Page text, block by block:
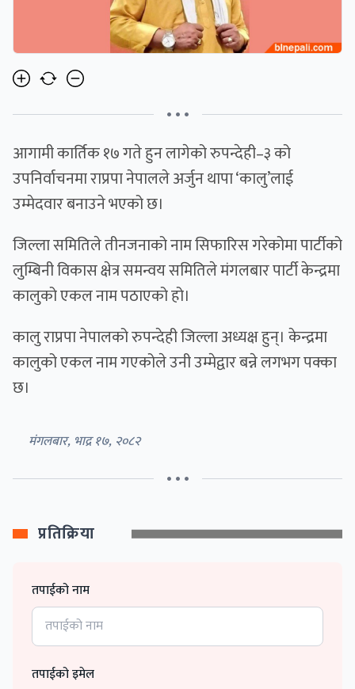
• • •
आगामी कार्तिक १७ गते हुन लागेको रुपन्देही–३ को
उपनिर्वाचनमा राप्रपा नेपालले अर्जुन थापा ‘कालु’लाई
उम्मेदवार बनाउने भएको छ।
जिल्ला समितिले तीनजनाको नाम सिफारिस गरेकोमा पार्टीको
लुम्बिनी विकास क्षेत्र समन्वय समितिले मंगलबार पार्टी केन्द्रमा
कालुको एकल नाम पठाएको हो।
कालु राप्रपा नेपालको रुपन्देही जिल्ला अध्यक्ष हुन्। केन्द्रमा
कालुको एकल नाम गएकोले उनी उम्मेद्वार बन्ने लगभग पक्का
छ।
मंगलबार, भाद्र १७, २०८२
• • •
प्रतिक्रिया
तपाईको नाम
तपाईको इमेल